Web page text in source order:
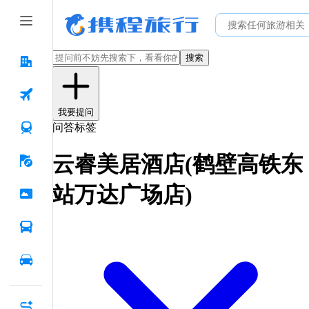
搜索
我要提问
问答标签
云睿美居酒店(鹤壁高铁东
站万达广场店)